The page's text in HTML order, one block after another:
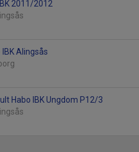
2011/2012
IBK Alingsås
Habo IBK Ungdom P12/3